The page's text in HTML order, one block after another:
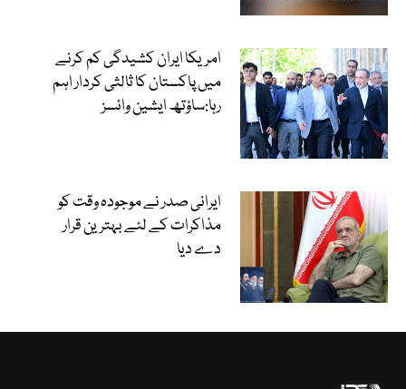
امریکا ایران کشیدگی کم کرنے
میں پاکستان کا ثالثی کردار اہم
رہا:ساؤتھ ایشین وائسز
ایرانی صدر نے موجودہ وقت کو
مذاکرات کے لئے بہترین قرار
دے دیا